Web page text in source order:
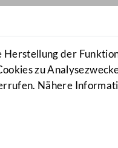
Herstellung der
zu
Nähere